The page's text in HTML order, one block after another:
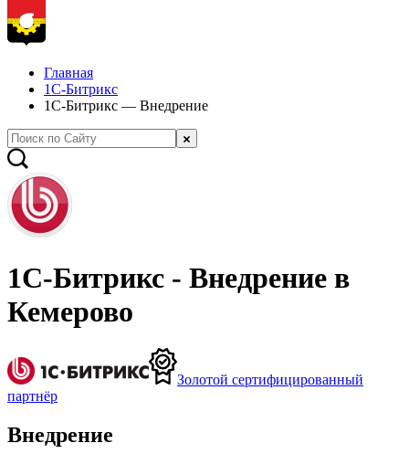
Главная
1С-Битрикс
1С-Битрикс — Внедрение
1С-Битрикс - Внедрение в
Кемерово
Золотой сертифицированный
партнёр
Внедрение